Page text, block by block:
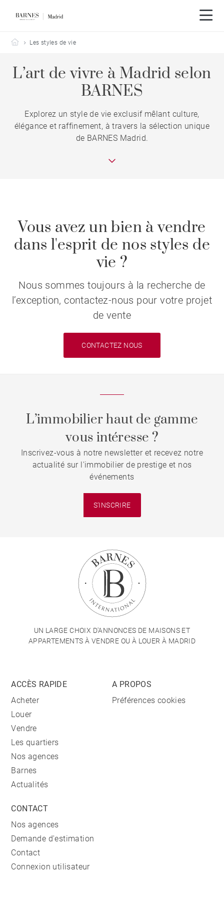
Barnes Madrid
Les styles de vie
L’art de vivre à Madrid selon
BARNES
Explorez un style de vie exclusif mêlant culture,
élégance et raffinement, à travers la sélection unique
de BARNES Madrid.
Vous avez un bien à vendre
dans l'esprit de nos styles de
vie ?
Nous sommes toujours à la recherche de
l’exception, contactez-nous pour votre projet
de vente
CONTACTEZ NOUS
L’immobilier haut de gamme
vous intéresse ?
Inscrivez-vous à notre newsletter et recevez notre
actualité sur l'immobilier de prestige et nos
événements
S'INSCRIRE
UN LARGE CHOIX D'ANNONCES DE MAISONS ET
APPARTEMENTS À VENDRE OU À LOUER À MADRID
ACCÈS RAPIDE
Acheter
Louer
Vendre
Les quartiers
Nos agences
Barnes
Actualités
A PROPOS
Préférences cookies
CONTACT
Nos agences
Demande d'estimation
Contact
Connexion utilisateur